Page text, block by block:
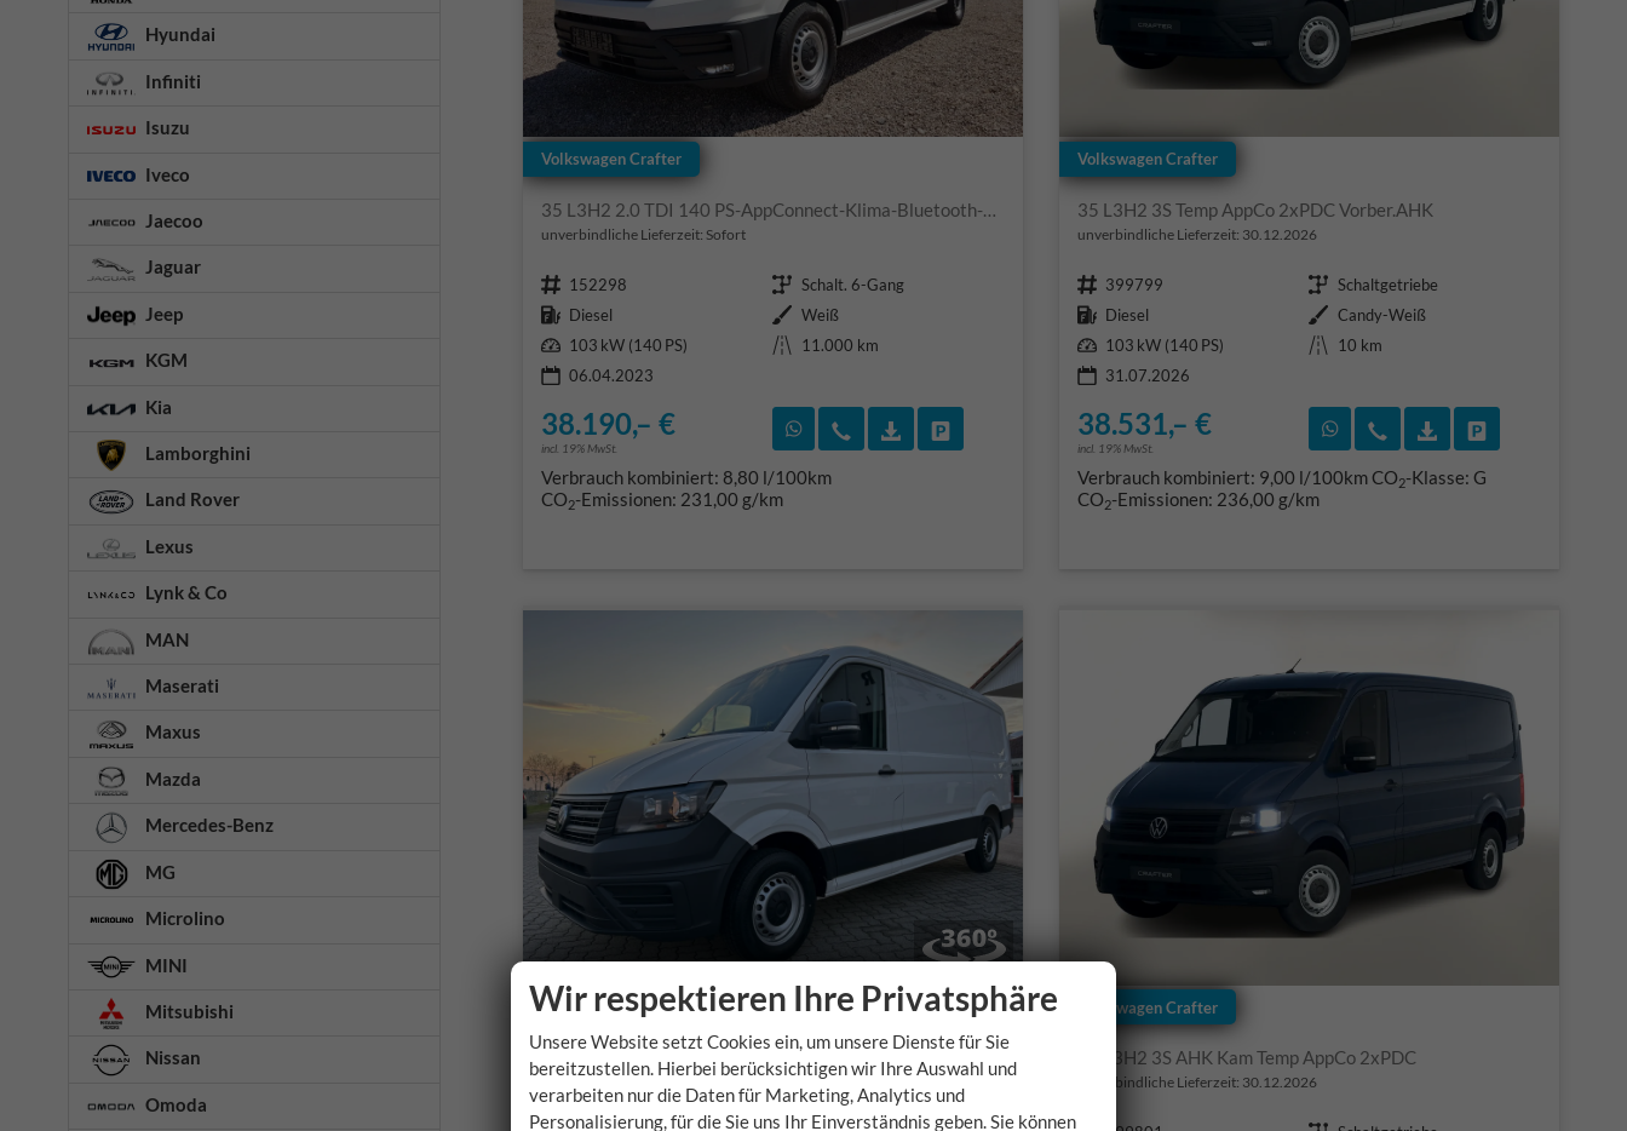
Volkswagen Crafter
35 L3H2 2.0 TDI 140 PS-AppConnect-Klima-Bluetooth-Kamera-Regalausbau-Sofort
unverbindliche Lieferzeit: Sofort
Fahrzeugnr. 152298 Getriebe Schalt. 6-Gang
Kraftstoff Diesel Außenfarbe Weiß
Leistung 103 kW (140 PS) Kilometerstand
11.000 km
06.04.2023
38.190,– €
incl. 19% MwSt.
Rückruf vereinbaren
Wir rufen Sie an
Fahrzeugexposé (PDF)
Fahrzeug parken
Verbrauch kombiniert: 8,80 l/100km
CO2-Emissionen: 231,00 g/km
Volkswagen Crafter
35 L3H2 3S Temp AppCo 2xPDC Vorber.AHK
unverbindliche Lieferzeit: 30.12.2026
Fahrzeugnr. 399799 Getriebe Schaltgetriebe
Kraftstoff Diesel Außenfarbe Candy-Weiß
Leistung 103 kW (140 PS) Kilometerstand
10 km
31.07.2026
38.531,– €
incl. 19% MwSt.
Rückruf vereinbaren
Wir rufen Sie an
Fahrzeugexposé
Verbrauch kombiniert: 9,00 l/100kmCO2-Klasse: G
CO2-Emissionen: 236,00 g/km
Volkswagen Crafter
30 2.0 TDI MR L3H2 / 4 J. Garantie
Volkswagen Crafter
35 L3H2 3S AHK Kam Temp AppCo 2xPDC
unverbindliche Lieferzeit: 30.12.2026
Hyundai
Infiniti
Isuzu
Iveco
Jaecoo
Jaguar
Jeep
KGM
Kia
Lamborghini
Land Rover
Lexus
Lynk & Co
MAN
Maserati
Maxus
Mazda
Mercedes-Benz
MG
Microlino
MINI
Mitsubishi
Nissan
Omoda
Wir respektieren Ihre Privatsphäre
Unsere Website setzt Cookies ein, um unsere Dienste für Sie
bereitzustellen. Hierbei berücksichtigen wir Ihre Auswahl und
verarbeiten nur die Daten für Marketing, Analytics und
Personalisierung, für die Sie uns Ihr Einverständnis geben. Sie können